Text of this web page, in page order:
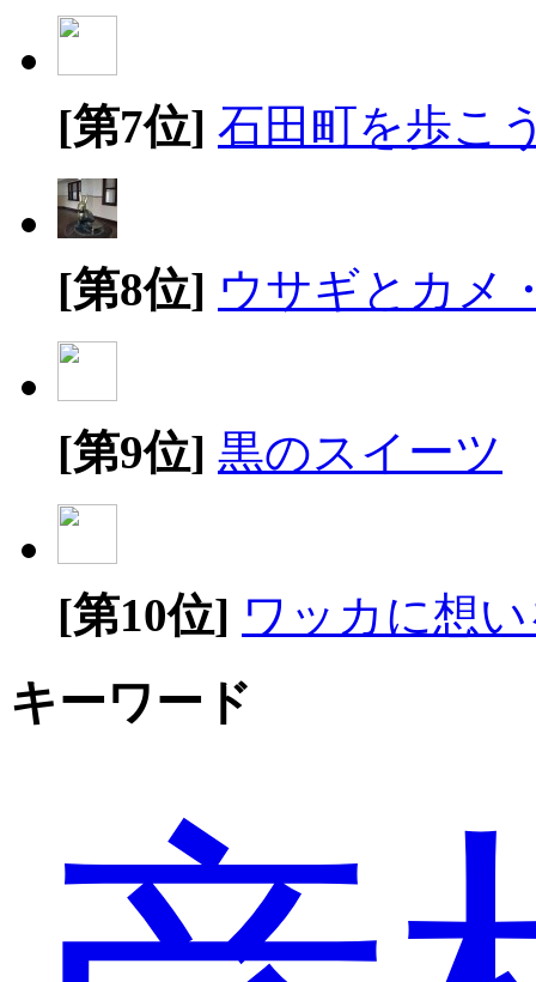
[第7位] 石田町を歩こ
[第8位] ウサギとカメ
[第9位] 黒のスイーツ
[第10位] ワッカに想
キーワード